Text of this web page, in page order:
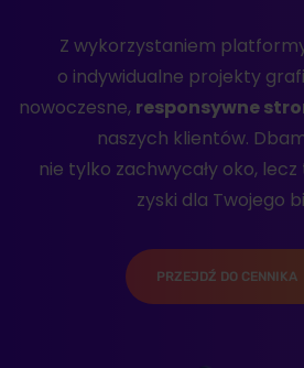
Z wykorzystaniem
o indywidualne projekty
nowoczesne, responsywne
naszych klientów.
nie tylko zachwycały oko,
zyski dla Twojego
PRZEJDŹ DO CENNIKA